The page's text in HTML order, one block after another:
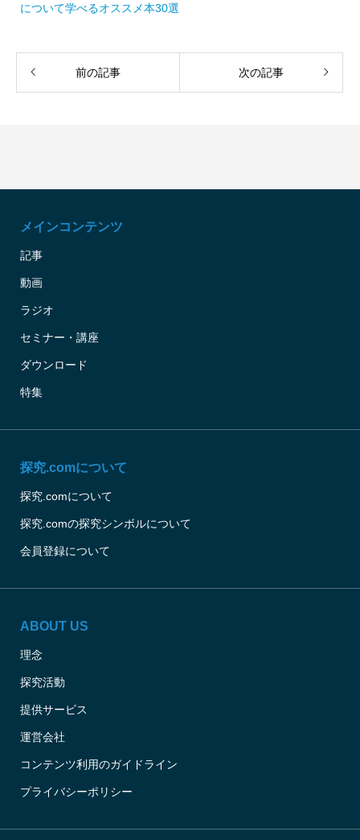
について学べるオススメ本30選
前の記事 次の記事
メインコンテンツ
記事
動画
ラジオ
セミナー・講座
ダウンロード
特集
探究.comについて
探究.comについて
探究.comの探究シンボルについて
会員登録について
ABOUT US
理念
探究活動
提供サービス
運営会社
コンテンツ利用のガイドライン
プライバシーポリシー